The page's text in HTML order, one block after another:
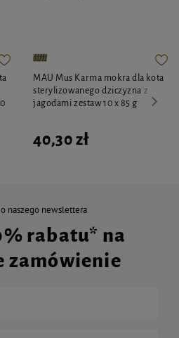
MAU Mus Karma mokra dla kota
sterylizowanego dziczyzna z
jagodami zestaw 10 x 85 g
40,30 zł
naszego newslettera
rabatu* na
zamówienie